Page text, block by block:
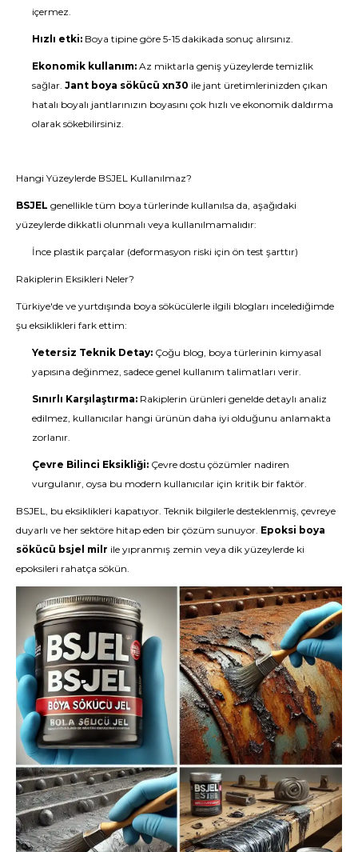
içermez.
Hızlı etki: Boya tipine göre 5-15 dakikada sonuç alırsınız.
Ekonomik kullanım: Az miktarla geniş yüzeylerde temizlik
sağlar. Jant boya sökücü xn30 ile jant üretimlerinizden çıkan
hatalı boyalı jantlarınızın boyasını çok hızlı ve ekonomik daldırma
olarak sökebilirsiniz.
Hangi Yüzeylerde BSJEL Kullanılmaz?
BSJEL genellikle tüm boya türlerinde kullanılsa da, aşağıdaki
yüzeylerde dikkatli olunmalı veya kullanılmamalıdır:
İnce plastik parçalar (deformasyon riski için ön test şarttır)
Rakiplerin Eksikleri Neler?
Türkiye'de ve yurtdışında boya sökücülerle ilgili blogları incelediğimde
şu eksiklikleri fark ettim:
Yetersiz Teknik Detay: Çoğu blog, boya türlerinin kimyasal
yapısına değinmez, sadece genel kullanım talimatları verir.
Sınırlı Karşılaştırma: Rakiplerin ürünleri genelde detaylı analiz
edilmez, kullanıcılar hangi ürünün daha iyi olduğunu anlamakta
zorlanır.
Çevre Bilinci Eksikliği: Çevre dostu çözümler nadiren
vurgulanır, oysa bu modern kullanıcılar için kritik bir faktör.
BSJEL, bu eksiklikleri kapatıyor. Teknik bilgilerle desteklenmiş, çevreye
duyarlı ve her sektöre hitap eden bir çözüm sunuyor. Epoksi boya
sökücü bsjel milr ile yıpranmış zemin veya dik yüzeylerde ki
epoksileri rahatça sökün.